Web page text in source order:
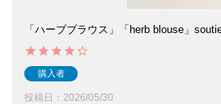
「ハーブブラウス」「herb blouse」
購入者
投稿日 2026/05/30